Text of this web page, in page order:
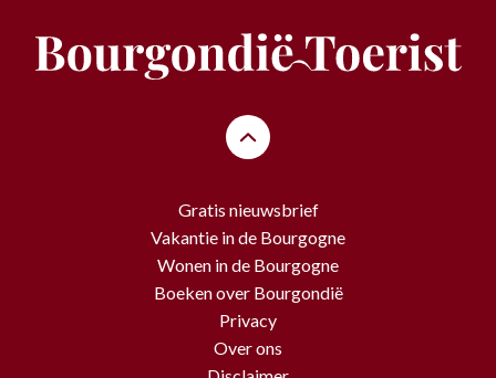
Gratis nieuwsbrief
Vakantie in de Bourgogne
Wonen in de Bourgogne
Boeken over Bourgondië
Privacy
Over ons